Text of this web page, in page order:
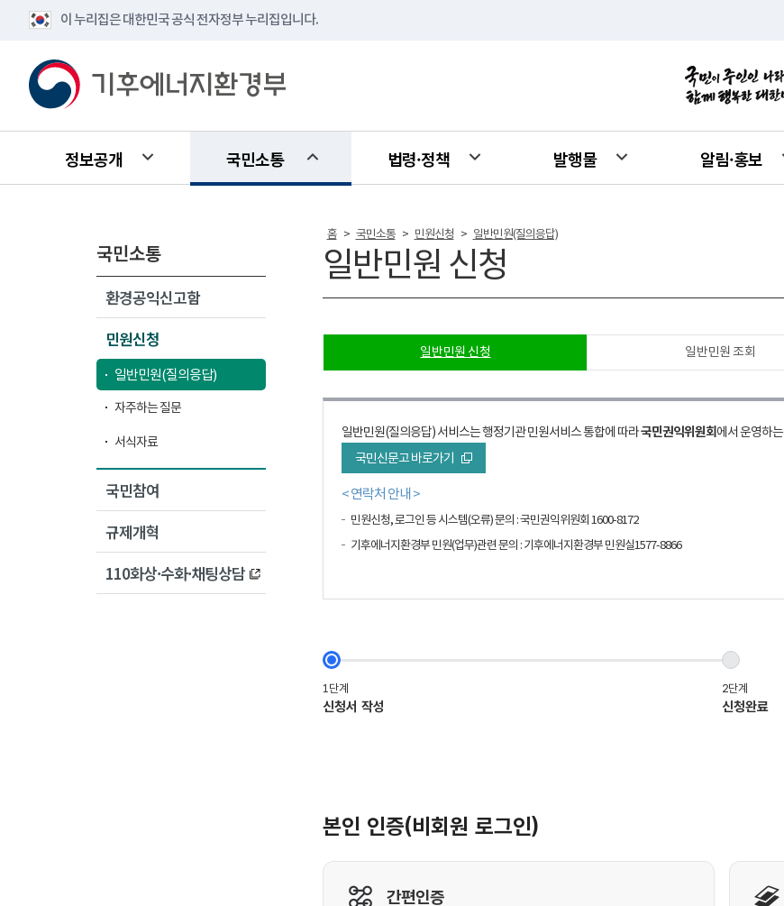
이 누리집은 대한민국 공식 전자정부 누리집입니다.
정보공개 국민소통 법령·정책 발행물 알림·홍보
국민소통
환경공익신고함
민원신청
일반민원(질의응답)
자주하는 질문
서식자료
국민참여
규제개혁
110화상·수화·채팅상담
홈 > 국민소통 > 민원신청 > 일반민원(질의응답)
일반민원 신청
일반민원 신청 일반민원 조회
일반민원(질의응답) 서비스는 행정기관 민원서비스 통합에 따라국민권익위원회 에서 운영하는
국민신문고 바로가기
< 연락처 안내 >
민원신청, 로그인 등 시스템(오류) 문의 : 국민권익위원회 1600-8172
기후에너지환경부 민원(업무)관련 문의 : 기후에너지환경부 민원실1577-8866